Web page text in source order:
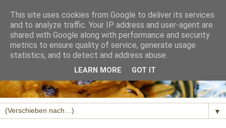
▼
This site uses cookies from Google to deliver its services
and to analyze traffic. Your IP address and user-agent are
shared with Google along with performance and security
metrics to ensure quality of service, generate usage
statistics, and to detect and address abuse.
LEARN MORE GOT IT